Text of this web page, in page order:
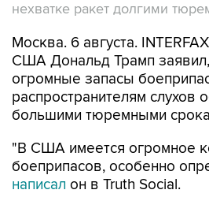
нехватке ракет долгими
Москва. 6 августа.
США Дональд Трамп заявил,
огромные запасы
распространителям слухов
большими тюремными
"В США имеется огромное
боеприпасов, особенно
написал он в Truth Social.